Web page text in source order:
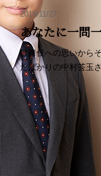
2019/11/27
あなたに一問
歌舞伎への思いから
たばかりの中村莟玉